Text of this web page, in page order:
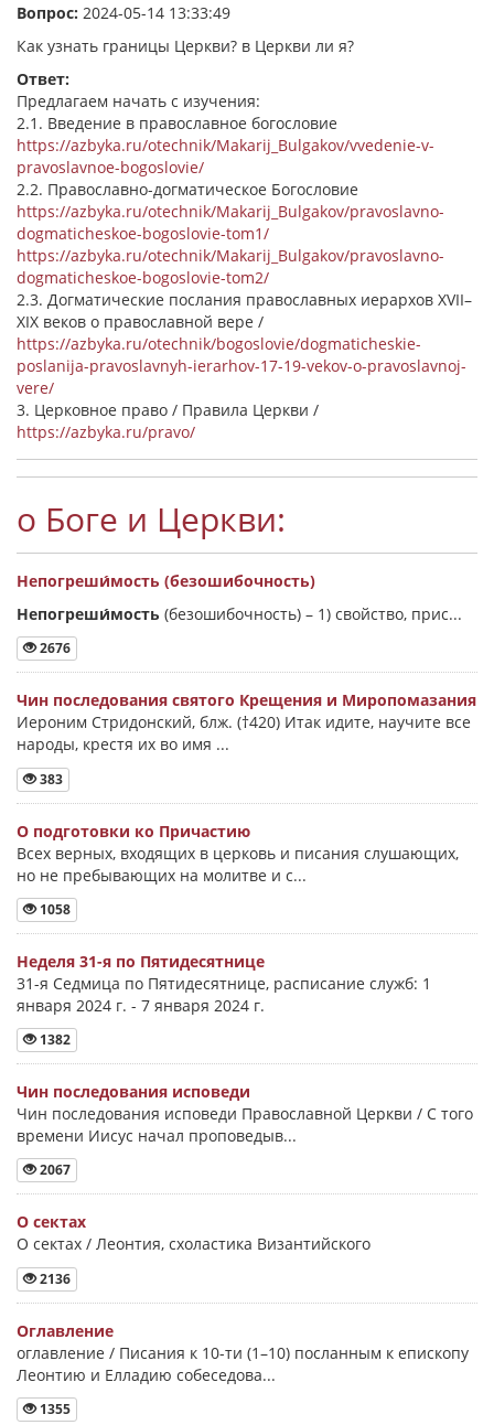
Вопрос: 2024-05-14 13:33:49
Как узнать границы Церкви? в Церкви ли я?
Ответ:
Предлагаем начать с изучения:
2.1. Введение в православное богословие
https://azbyka.ru/otechnik/Makarij_Bulgakov/vvedenie-v-
pravoslavnoe-bogoslovie/
2.2. Православно-догматическое Богословие
https://azbyka.ru/otechnik/Makarij_Bulgakov/pravoslavno-
dogmaticheskoe-bogoslovie-tom1/
https://azbyka.ru/otechnik/Makarij_Bulgakov/pravoslavno-
dogmaticheskoe-bogoslovie-tom2/
2.3. Догматические послания православных иерархов XVII–
XIX веков о православной вере /
https://azbyka.ru/otechnik/bogoslovie/dogmaticheskie-
poslanija-pravoslavnyh-ierarhov-17-19-vekov-o-pravoslavnoj-
vere/
3. Церковное право / Правила Церкви /
https://azbyka.ru/pravo/
о Боге и Церкви:
Непогреши́мость (безошибочность)
Непогреши́мость (безошибочность) – 1) свойство, прис...
2676
Чин последования святого Крещения и Миропомазания
Иероним Стридонский, блж. (†420) Итак идите, научите все
народы, крестя их во имя ...
383
О подготовки ко Причастию
Всех верных, входящих в церковь и писания слушающих,
но не пребывающих на молитве и с...
1058
Неделя 31-я по Пятидесятнице
31-я Седмица по Пятидесятнице, расписание служб: 1
января 2024 г. - 7 января 2024 г.
1382
Чин последования исповеди
Чин последования исповеди Православной Церкви / С того
времени Иисус начал проповедыв...
2067
О сектах
О сектах / Леонтия, схоластика Византийского
2136
Оглавление
оглавление / Писания к 10-ти (1–10) посланным к епископу
Леонтию и Елладию собеседова...
1355